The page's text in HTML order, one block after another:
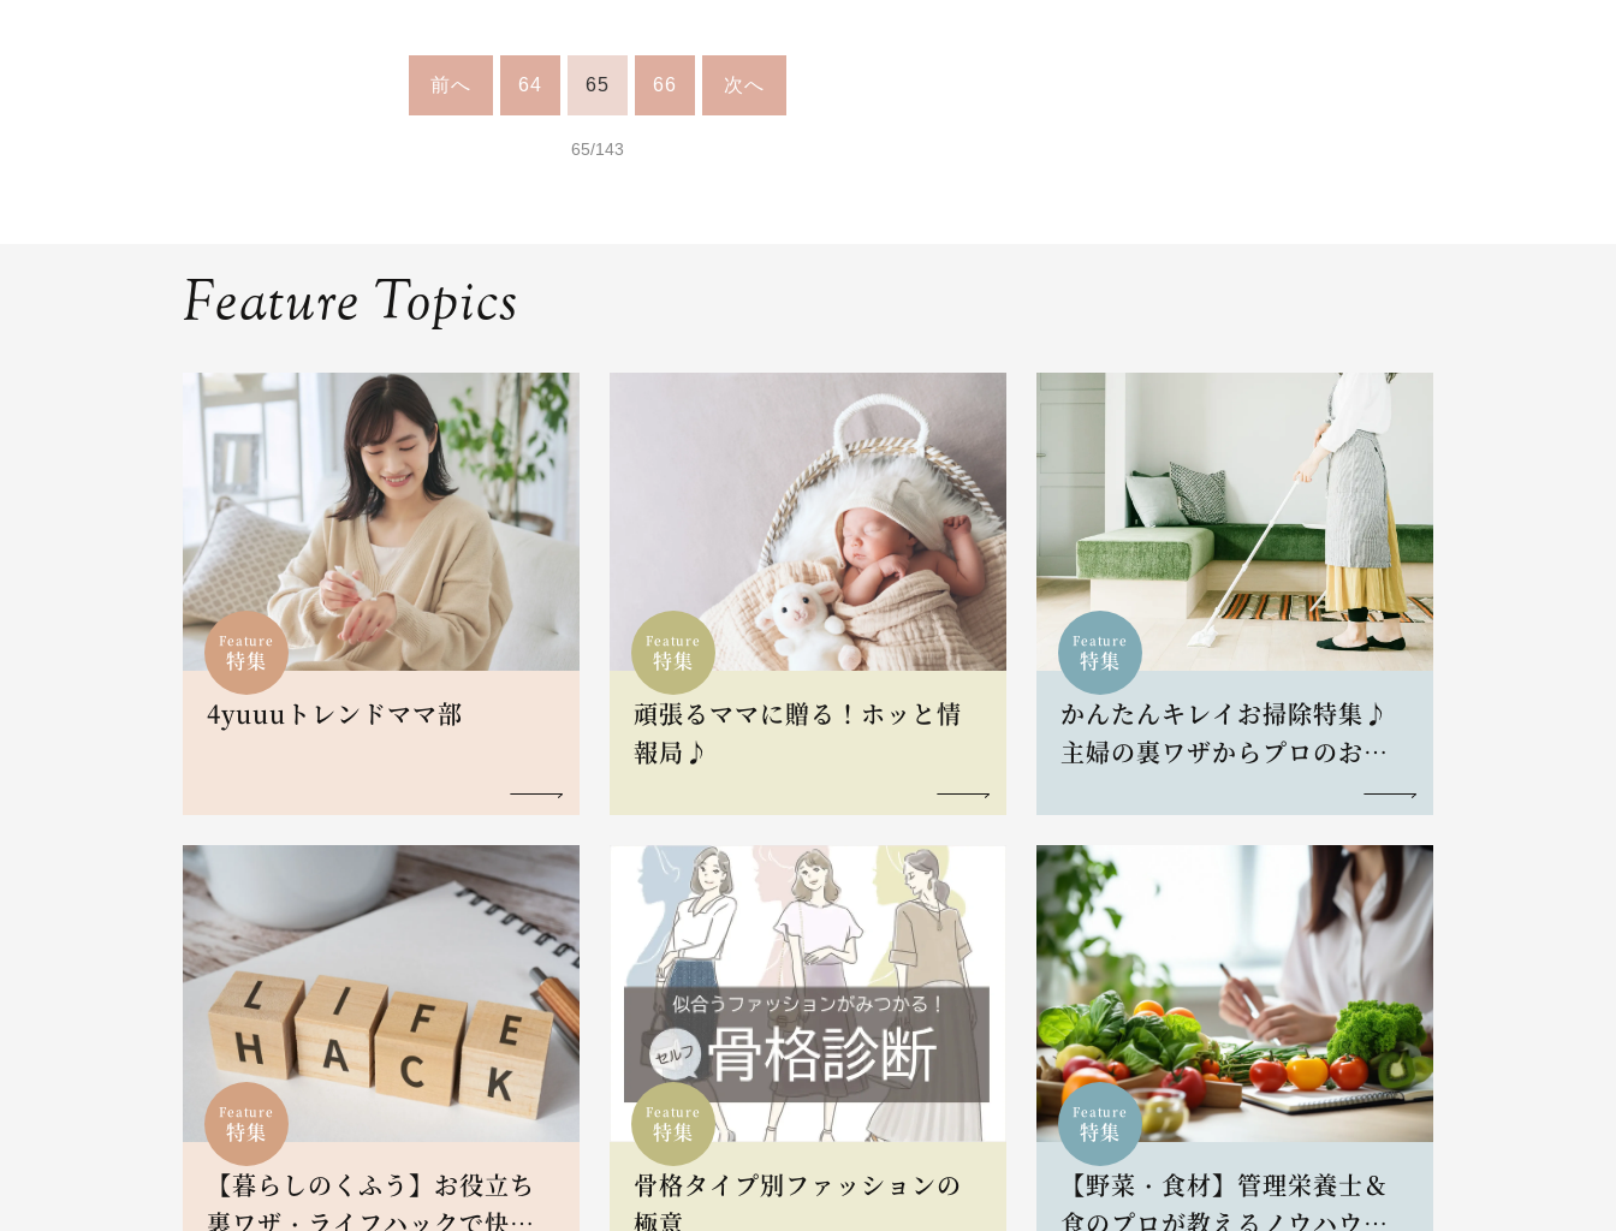
前へ 64 65 66 次へ
65/143
Feature Topics
Feature
特集
4yuuuトレンドママ部
Feature
特集
頑張るママに贈る！ホッと情
報局♪
Feature
特集
かんたんキレイお掃除特集♪
主婦の裏ワザからプロのお掃
Feature
特集
【暮らしのくふう】お役立ち
裏ワザ・ライフハックで快適L
Feature
特集
骨格タイプ別ファッションの
極意
Feature
特集
【野菜・食材】管理栄養士＆
食のプロが教えるノウハウと